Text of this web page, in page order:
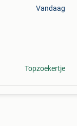
Vandaag
Topzoekertje